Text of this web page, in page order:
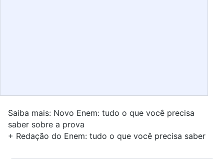
Saiba mais: Novo Enem: tudo o que você precisa
saber sobre a prova
+ Redação do Enem: tudo o que você precisa saber